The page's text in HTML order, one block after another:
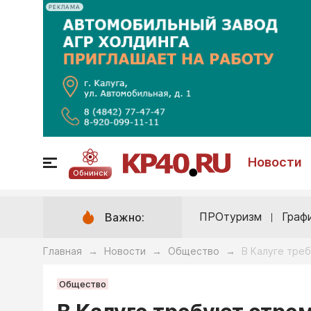
РЕКЛАМА
Обнинск
Новости
Важно: ПРОтуризм
Главная → Новости → Общество → В Калуге
Общество